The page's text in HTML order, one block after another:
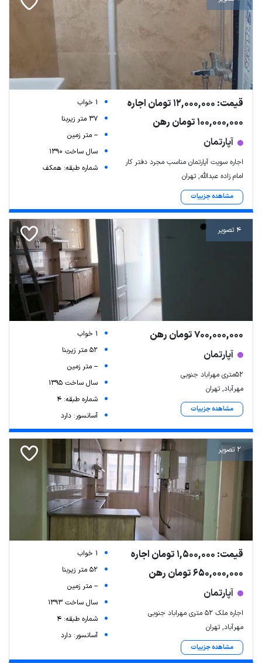
قیمت: 12,000,000 تومان اجاره
100,000,000 تومان رهن
آپارتمان
اجاره سویت آپارتمان مناسب مجرد دفتر کار
امام زاده عبدالله, تهران
مشاهده جزییات
1 خواب
37 متر زیربنا
-- متر زمین
سال ساخت 1390
شماره طبقه: همکف
4 تصویر
700,000,000 تومان رهن
آپارتمان
52متری مهراباد جنوبی
مهرآباد, تهران
مشاهده جزییات
1 خواب
52 متر زیربنا
-- متر زمین
سال ساخت 1395
شماره طبقه: 4
آسانسور: دارد
2 تصویر
قیمت: 1,500,000 تومان اجاره
650,000,000 تومان رهن
آپارتمان
اجاره ملک 52 متری مهراباد جنوبی
مهرآباد, تهران
مشاهده جزییات
1 خواب
52 متر زیربنا
-- متر زمین
سال ساخت 1393
شماره طبقه: 4
آسانسور: دارد